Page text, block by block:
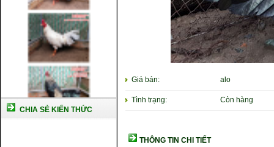
CHIA SẺ KIẾN THỨC
Giá bán: alo
Tình trạng: Còn hàng
THÔNG TIN CHI TIẾT